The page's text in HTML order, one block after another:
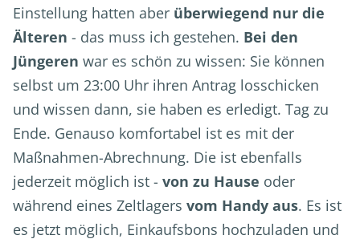
Einstellung hatten aber überwiegend nur die
Älteren - das muss ich gestehen. Bei den
Jüngeren war es schön zu wissen: Sie können
selbst um 23:00 Uhr ihren Antrag losschicken
und wissen dann, sie haben es erledigt. Tag zu
Ende. Genauso komfortabel ist es mit der
Maßnahmen-Abrechnung. Die ist ebenfalls
jederzeit möglich ist - von zu Hause oder
während eines Zeltlagers vom Handy aus. Es ist
es jetzt möglich, Einkaufsbons hochzuladen und